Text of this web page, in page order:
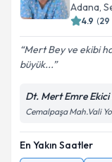
Adana,
4.9 (29
Mert Bey ve ekibi
büyük...
Dt. Mert Emre
Cemalpaşa Mah.Vali
En Yakın Saatler